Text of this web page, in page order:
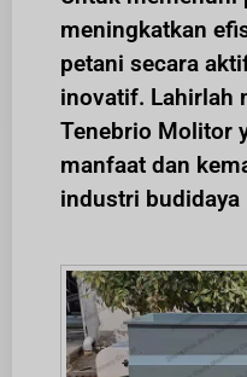
meningkatkan
petani secara
inovatif. Lahirlah
Tenebrio Molitor
manfaat dan
industri budidaya